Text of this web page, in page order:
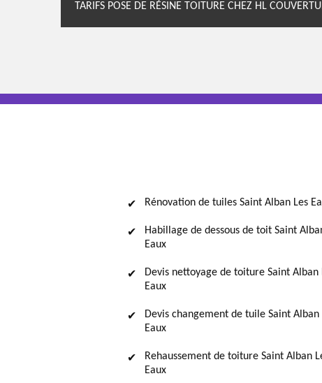
TARIFS POSE DE RÉSINE TOITURE CHEZ HL
Rénovation de tuiles Saint Alban Les
Habillage de dessous de toit Saint
Eaux
Devis nettoyage de toiture Saint Alban
Eaux
Devis changement de tuile Saint Alban
Eaux
Rehaussement de toiture Saint Alban
Eaux